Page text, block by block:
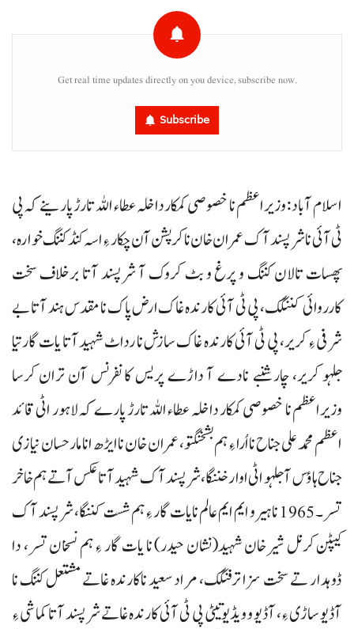
Get real time updates directly on you device, subscribe now.
Subscribe
اسلام آباد : وزیراعظم نا خصوصی کمکار داخلہ عطاء اللہ تارڑ پارینے کہ پی
ٹی آئی نا شرپسند آک عمران خان نا کرپشن آن چکار ءِ اسہ کنڈ کننگ خوارہ،
پھسات تالان کننگ و پرغ و بٹ کروک آ شرپسند آتا برخلاف سخت
کارروائی کننگک، پی ٹی آئی کارندہ غاک ارض پاک نا مقدس ہند آتا بے
شرفی ءِ کریر، پی ٹی آئی کارندہ غاک سازش نا رداٹ شہیدآتا یات گارتیا
جلہو کریر، چارشنبے نادے آ داڑے پریس کانفرنس آن تران کرسا
وزیراعظم نا خصوصی کمکار داخلہ عطاء اللہ تارڑ پارے کہ لاہور اٹی قائد
اعظم محمد علی جناح نا اُرا ءِ ہم بشخنگتو، عمران خان نا ایڑھ انا مار حسان نیازی
جناح ہاؤس آ جلہو اٹی اوار خننگا، شرپسند آک شہید آتا عکس آتے ہم خاخر
تسر۔ 1965 نا ہیرو ایم ایم عالم نا یات گار ءِ ہم شست کننگا، شرپسند آک
کیپٹن کرنل شیرخان شہید(نشان حیدر) نا یات گار ءِ ہم نسخان تسر، دا
ڈوہدار تے سخت سزا ترفنگک، مراد سعید ناکارندہ غاتے مشتعل کننگ نا
آڈیو ساڑی ءِ، آڈیو و ویڈیوتیٹی پی ٹی آئی کارندہ غاتے شرپسند آتا کماشی ءِ